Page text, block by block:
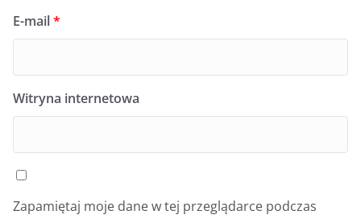
E-mail*
Witryna internetowa
Zapamiętaj moje dane w tej przeglądarce podczas